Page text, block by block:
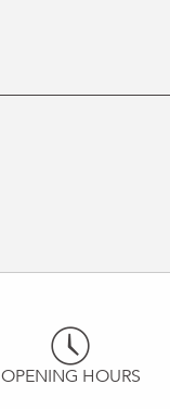
OPENING HOURS